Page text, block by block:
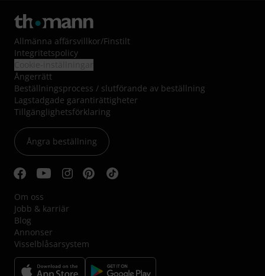
Allmänna affärsvillkor/Finstilt
Integritetspolicy
Ångerrätt
Beställningsprocess / slutförande av beställning
Lagstadgade garantirättigheter
Tillgänglighetsförklaring
Ångra beställning
Om oss
Jobb & karriär
Blog
Annonser
Visselblåsarsystem